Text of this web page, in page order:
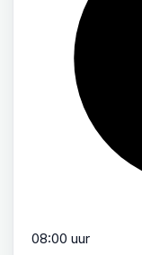
08:00 uur